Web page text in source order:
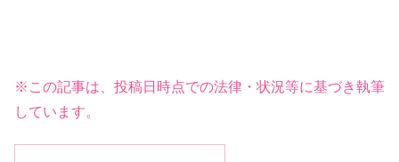
※この記事は、投稿日時点での法律・状況等に基づき執筆
しています。